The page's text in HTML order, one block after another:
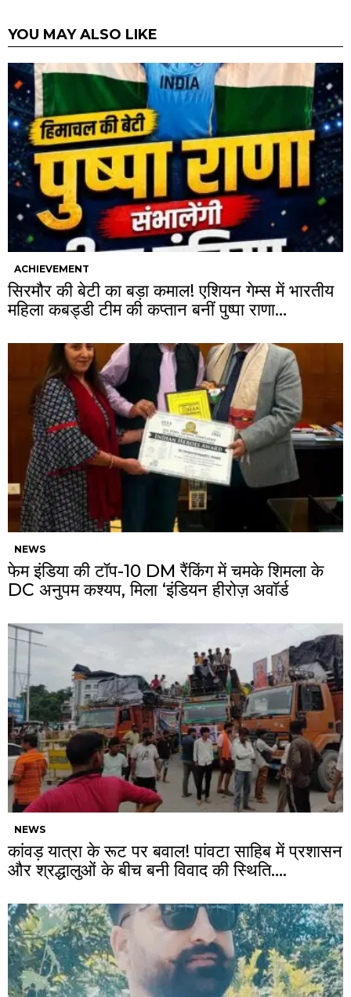
YOU MAY ALSO LIKE
ACHIEVEMENT
सिरमौर की बेटी का बड़ा कमाल! एशियन गेम्स में भारतीय
महिला कबड्डी टीम की कप्तान बनीं पुष्पा राणा…
NEWS
फेम इंडिया की टॉप-10 DM रैंकिंग में चमके शिमला के
DC अनुपम कश्यप, मिला ‘इंडियन हीरोज़ अवॉर्ड
NEWS
कांवड़ यात्रा के रूट पर बवाल! पांवटा साहिब में प्रशासन
और श्रद्धालुओं के बीच बनी विवाद की स्थिति….